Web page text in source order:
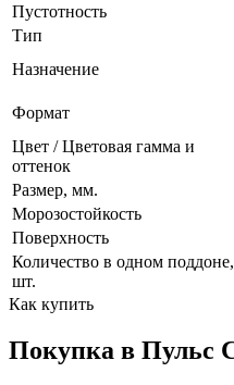
Пустотность
Тип
Назначение
Формат
Цвет / Цветовая гамма и
оттенок
Размер, мм.
Морозостойкость
Поверхность
Количество в одном поддоне,
шт.
Как купить
Покупка в Пульс